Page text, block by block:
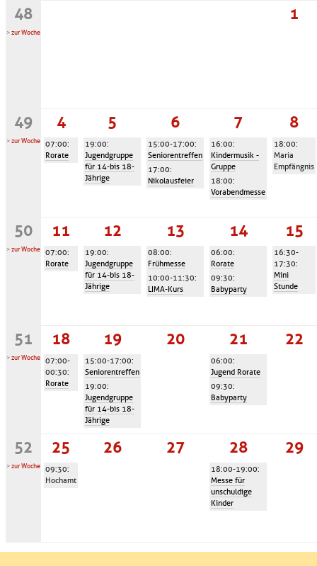
48
>zur Woche
1
49
>zur Woche
4
07:00:
Rorate
5
19:00:
Jugendgruppe
für 14-bis 18-
Jährige
6
15:00-17:00:
Seniorentreffen
17:00:
Nikolausfeier
7
16:00:
Kindermusik -
Gruppe
18:00:
Vorabendmesse
8
18:00:
Maria
Empfängnis
50
>zur Woche
11
07:00:
Rorate
12
19:00:
Jugendgruppe
für 14-bis 18-
Jährige
13
08:00:
Frühmesse
10:00-11:30:
LIMA-Kurs
14
06:00:
Rorate
09:30:
Babyparty
15
16:30-
17:30:
Mini
Stunde
51
>zur Woche
18
07:00-
00:30:
Rorate
19
15:00-17:00:
Seniorentreffen
19:00:
Jugendgruppe
für 14-bis 18-
Jährige
20 21
06:00:
Jugend Rorate
09:30:
Babyparty
22
52
>zur Woche
25
09:30:
Hochamt
26 27 28
18:00-19:00:
Messe für
unschuldige
Kinder
29